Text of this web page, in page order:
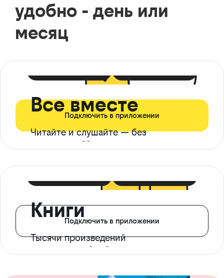
удобно - день или
месяц
Все вместе
Читайте и слушайте — без
ограничений*
Подключить в приложении
Книги
Тысячи произведений
с доступом офлайн
Подключить в приложении